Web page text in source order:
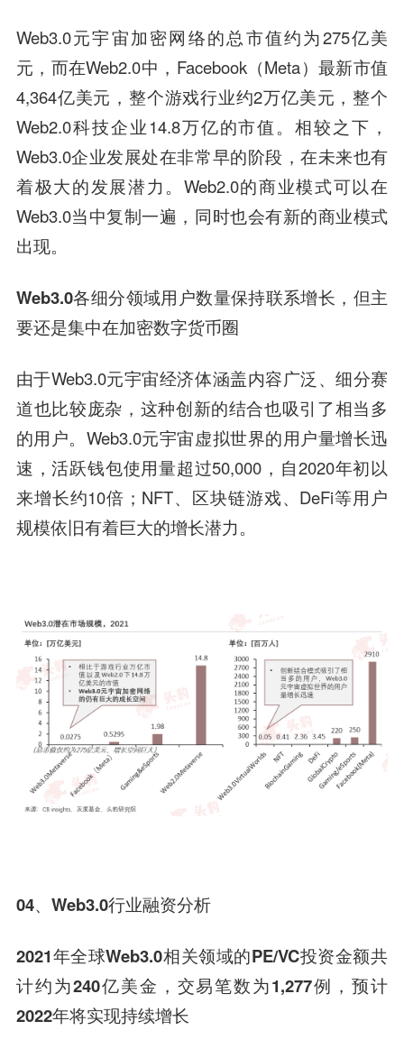
Web3.0元宇宙加密网络的总市值约为275亿美
元，而在Web2.0中，Facebook（Meta）最新市值
4,364亿美元，整个游戏行业约2万亿美元，整个
Web2.0科技企业14.8万亿的市值。相较之下，
Web3.0企业发展处在非常早的阶段，在未来也有
着极大的发展潜力。Web2.0的商业模式可以在
Web3.0当中复制一遍，同时也会有新的商业模式
出现。
Web3.0各细分领域用户数量保持联系增长，但主
要还是集中在加密数字货币圈
由于Web3.0元宇宙经济体涵盖内容广泛、细分赛
道也比较庞杂，这种创新的结合也吸引了相当多
的用户。Web3.0元宇宙虚拟世界的用户量增长迅
速，活跃钱包使用量超过50,000，自2020年初以
来增长约10倍；NFT、区块链游戏、DeFi等用户
规模依旧有着巨大的增长潜力。
04、 Web3.0行业融资分析
2021年全球Web3.0相关领域的PE/VC投资金额共
计约为240亿美金，交易笔数为1,277例，预计
2022年将实现持续增长